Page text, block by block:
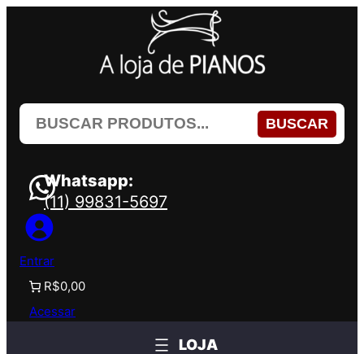
BUSCAR
Whatsapp:
(11) 99831-5697
Entrar
R$0,00
Acessar